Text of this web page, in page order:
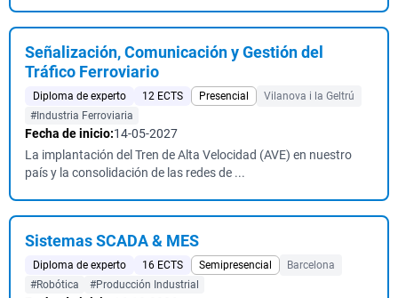
Señalización, Comunicación y Gestión del
Tráfico Ferroviario
Diploma de experto 12 ECTS Presencial
Vilanova i la Geltrú
#Industria Ferroviaria
Fecha de inicio:14-05-2027
La implantación del Tren de Alta Velocidad (AVE) en nuestro
país y la consolidación de las redes de ...
Sistemas SCADA & MES
Diploma de experto 16 ECTS Semipresencial
Barcelona
#Robótica
#Producción Industrial